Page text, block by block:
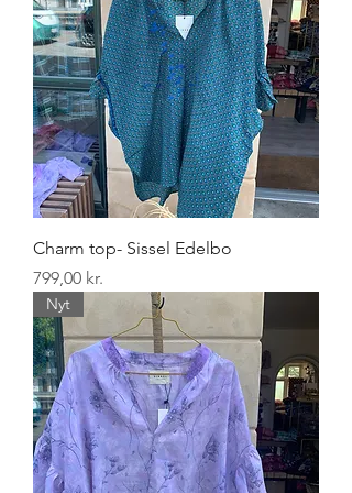
Charm top- Sissel Edelbo
Pris
799,00 kr.
Nyt